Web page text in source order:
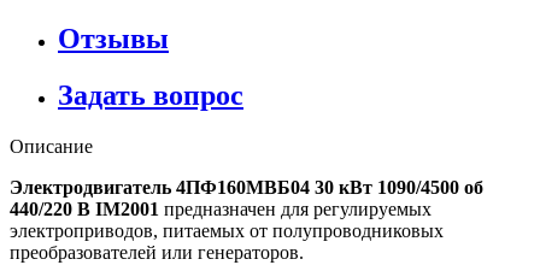
Отзывы
Задать вопрос
Описание
Электродвигатель 4ПФ160МВБ04 30 кВт 1090/4500 об
440/220 В IM2001 предназначен для регулируемых
электроприводов, питаемых от полупроводниковых
преобразователей или генераторов.